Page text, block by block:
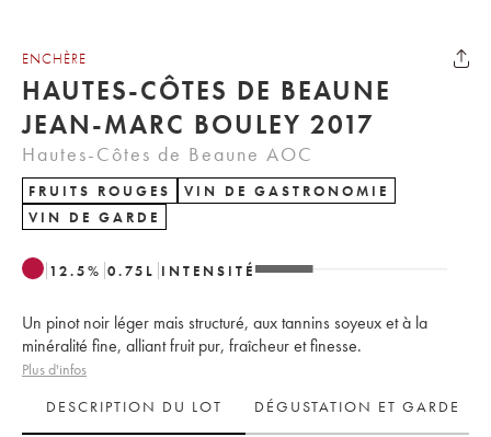
ENCHÈRE
HAUTES-CÔTES DE BEAUNE
JEAN-MARC BOULEY 2017
Hautes-Côtes de Beaune AOC
FRUITS ROUGES
VIN DE GASTRONOMIE
VIN DE GARDE
12.5% 0.75 L INTENSITÉ
Un pinot noir léger mais structuré, aux tannins soyeux et à la
minéralité fine, alliant fruit pur, fraîcheur et finesse.
Plus d'infos
DESCRIPTION DU LOT
DÉGUSTATION ET GARDE